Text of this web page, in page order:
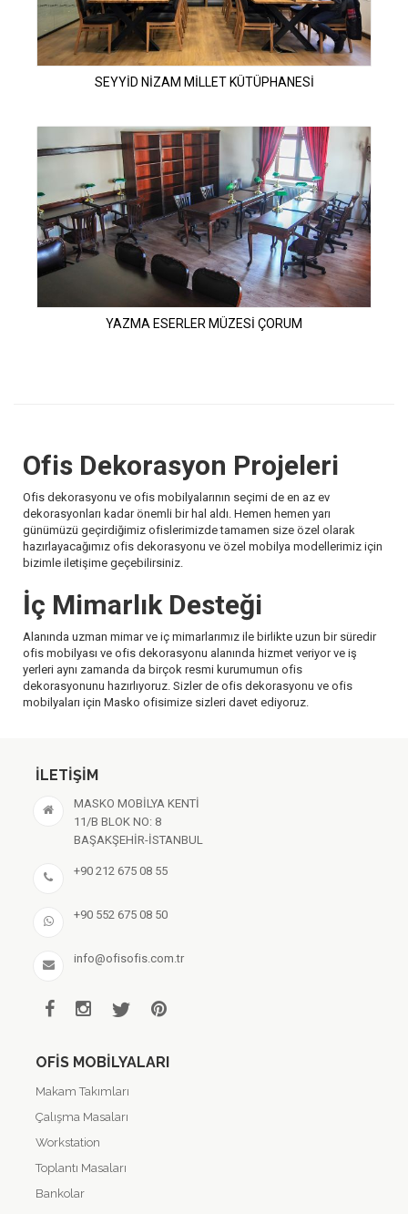
SEYYİD NİZAM MİLLET KÜTÜPHANESİ
YAZMA ESERLER MÜZESİ ÇORUM
Ofis Dekorasyon Projeleri
Ofis dekorasyonu ve ofis mobilyalarının seçimi de en az ev
dekorasyonları kadar önemli bir hal aldı. Hemen hemen yarı
günümüzü geçirdiğimiz ofislerimizde tamamen size özel olarak
hazırlayacağımız ofis dekorasyonu ve özel mobilya modellerimiz için
bizimle iletişime geçebilirsiniz.
İç Mimarlık Desteği
Alanında uzman mimar ve iç mimarlarımız ile birlikte uzun bir süredir
ofis mobilyası ve ofis dekorasyonu alanında hizmet veriyor ve iş
yerleri aynı zamanda da birçok resmi kurumumun ofis
dekorasyonunu hazırlıyoruz. Sizler de ofis dekorasyonu ve ofis
mobilyaları için Masko ofisimize sizleri davet ediyoruz.
İLETIŞIM
MASKO MOBİLYA KENTİ
11/B BLOK NO: 8
BAŞAKŞEHİR-İSTANBUL
+90 212 675 08 55
+90 552 675 08 50
info@ofisofis.com.tr
OFIS MOBILYALARI
Makam Takımları
Çalışma Masaları
Workstation
Toplantı Masaları
Bankolar